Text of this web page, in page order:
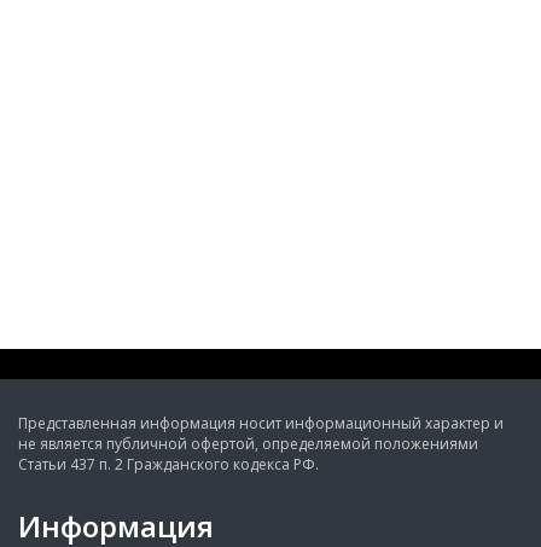
Представленная информация носит информационный характер и
не является публичной офертой, определяемой положениями
Статьи 437 п. 2 Гражданского кодекса РФ.
Информация